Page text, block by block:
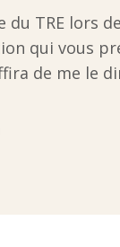
du TRE lors
qui vous
de me le